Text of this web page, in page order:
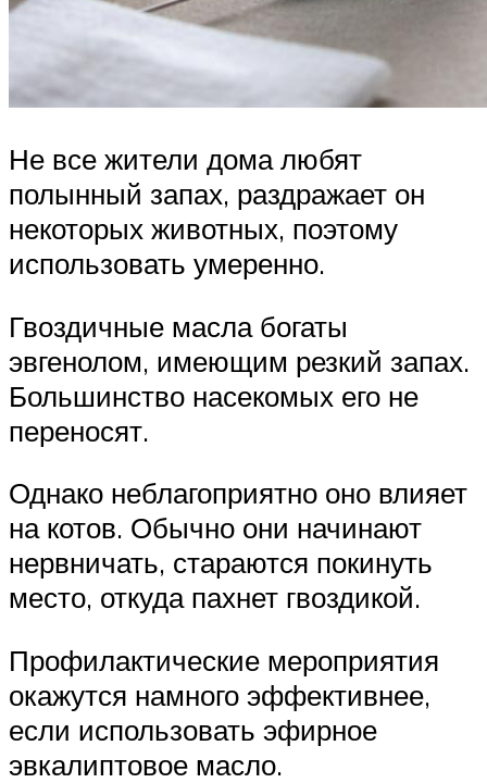
Не все жители дома любят
полынный запах, раздражает он
некоторых животных, поэтому
использовать умеренно.
Гвоздичные масла богаты
эвгенолом, имеющим резкий запах.
Большинство насекомых его не
переносят.
Однако неблагоприятно оно влияет
на котов. Обычно они начинают
нервничать, стараются покинуть
место, откуда пахнет гвоздикой.
Профилактические мероприятия
окажутся намного эффективнее,
если использовать эфирное
эвкалиптовое масло.